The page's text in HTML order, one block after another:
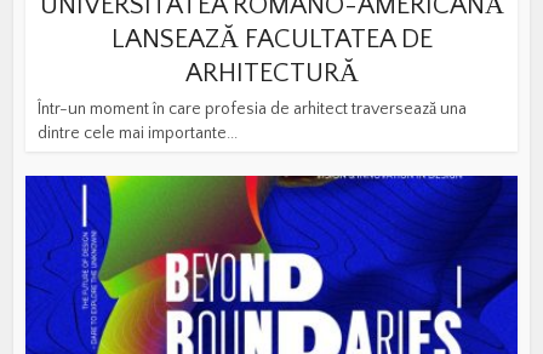
LANSEAZĂ FACULTATEA DE
ARHITECTURĂ
Într-un moment în care profesia de arhitect traversează una
dintre cele mai importante...